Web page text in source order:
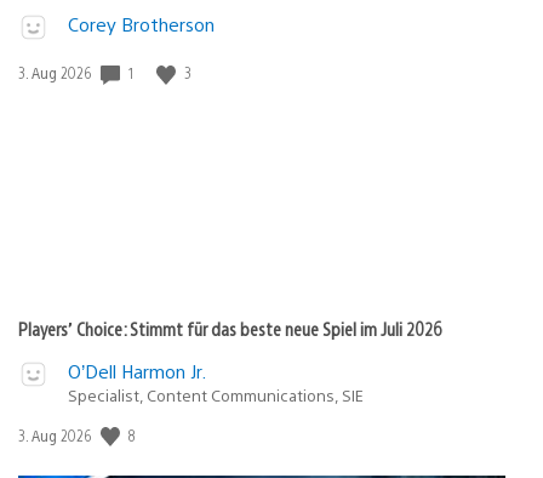
Corey Brotherson
Veröffentlichungsdatum:
3. Aug 2026 1 3
Players’ Choice: Stimmt für das beste neue Spiel im Juli 2026
O’Dell Harmon Jr.
Specialist, Content Communications, SIE
Veröffentlichungsdatum:
3. Aug 2026 8